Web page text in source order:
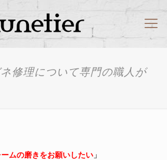
修理について専門の職人が
ムの磨きをお願いしたい」